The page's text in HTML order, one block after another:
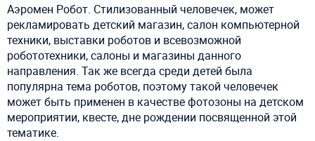
Аэромен Робот. Стилизованный человечек, может
рекламировать детский магазин, салон компьютерной
техники, выставки роботов и всевозможной
робототехники, салоны и магазины данного
направления. Так же всегда среди детей была
популярна тема роботов, поэтому такой человечек
может быть применен в качестве фотозоны на детском
мероприятии, квесте, дне рождении посвященной этой
тематике.